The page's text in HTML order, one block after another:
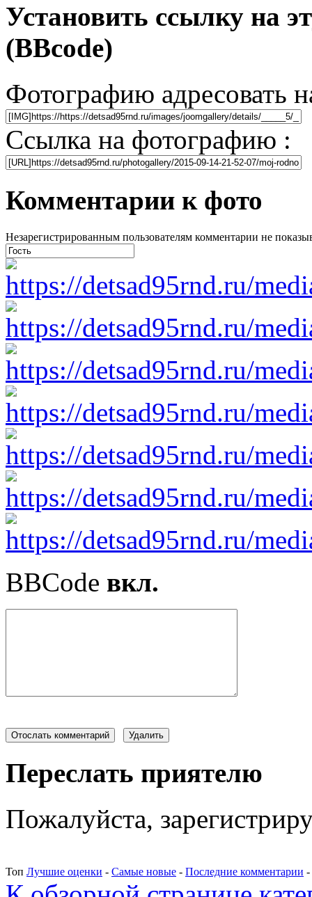
Установить ссылку на
(BBcode)
Фотографию адресовать
Ссылка на фотографию :
Комментарии к фото
Незарегистрированным пользователям комментарии не
BBCode вкл.
Переслать приятелю
Пожалуйста,
Топ Лучшие оценки - Самые новые - Последние комментарии -